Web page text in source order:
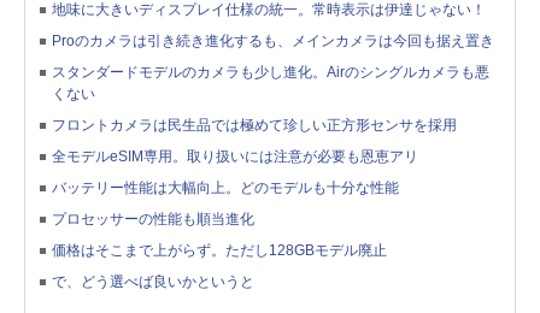
地味に大きいディスプレイ仕様の統一。常時表示は伊達じゃない！
Proのカメラは引き続き進化するも、メインカメラは今回も据え置き
スタンダードモデルのカメラも少し進化。Airのシングルカメラも悪
くない
フロントカメラは民生品では極めて珍しい正方形センサを採用
全モデルeSIM専用。取り扱いには注意が必要も恩恵アリ
バッテリー性能は大幅向上。どのモデルも十分な性能
プロセッサーの性能も順当進化
価格はそこまで上がらず。ただし128GBモデル廃止
で、どう選べば良いかというと